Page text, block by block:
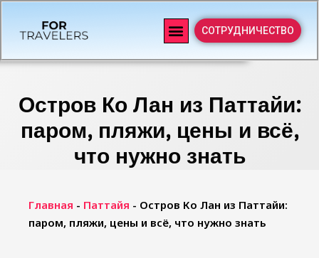
СОТРУДНИЧЕСТВО
Остров Ко Лан из Паттайи:
паром, пляжи, цены и всё,
что нужно знать
Главная - Паттайя - Остров Ко Лан из Паттайи:
паром, пляжи, цены и всё, что нужно знать